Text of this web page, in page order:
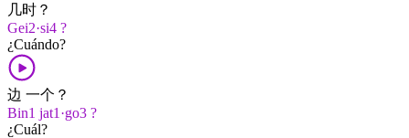
几时？
Gei2·si4 ?
¿Cuándo?
边 一个？
Bin1 jat1·go3 ?
¿Cuál?